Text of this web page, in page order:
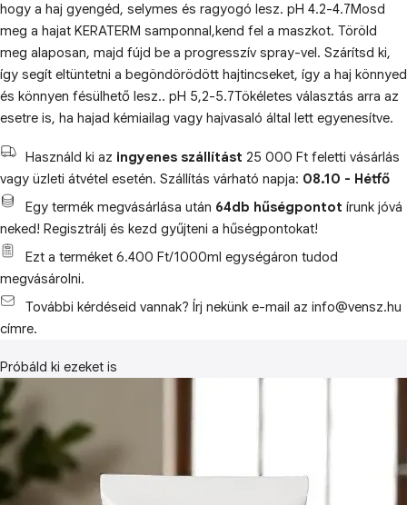
hogy a haj gyengéd, selymes és ragyogó lesz. pH 4.2-4.7Mosd
meg a hajat KERATERM samponnal,kend fel a maszkot. Töröld
meg alaposan, majd fújd be a progresszív spray-vel. Szárítsd ki,
így segít eltüntetni a begöndörödött hajtincseket, így a haj könnyed
és könnyen fésülhető lesz.. pH 5,2-5.7Tökéletes választás arra az
esetre is, ha hajad kémiailag vagy hajvasaló által lett egyenesítve.
Használd ki az ingyenes szállítást 25 000 Ft feletti vásárlás
vagy üzleti átvétel esetén. Szállítás várható napja: 08.10 - Hétfő
Egy termék megvásárlása után 64db hűségpontot írunk jóvá
neked! Regisztrálj és kezd gyűjteni a hűségpontokat!
Ezt a terméket 6.400 Ft/1000ml egységáron tudod
megvásárolni.
További kérdéseid vannak? Írj nekünk e-mail az info@vensz.hu
címre.
Próbáld ki ezeket is